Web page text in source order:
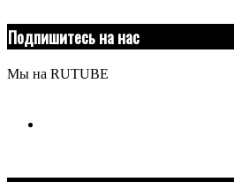
Подпишитесь на нас
Мы на RUTUBE